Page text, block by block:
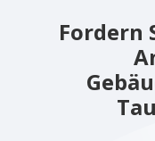
Fordern